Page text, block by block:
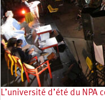
L’université d’été du NPA